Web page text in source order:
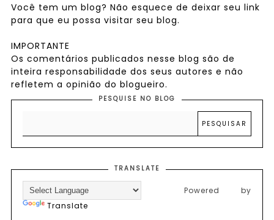
Você tem um blog? Não esquece de deixar seu link
para que eu possa visitar seu blog.
IMPORTANTE
Os comentários publicados nesse blog são de
inteira responsabilidade dos seus autores e não
refletem a opinião do blogueiro.
PESQUISE NO BLOG
TRANSLATE
Powered by
Translate